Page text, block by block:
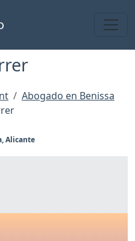
Abogado en Benissa
Alicante